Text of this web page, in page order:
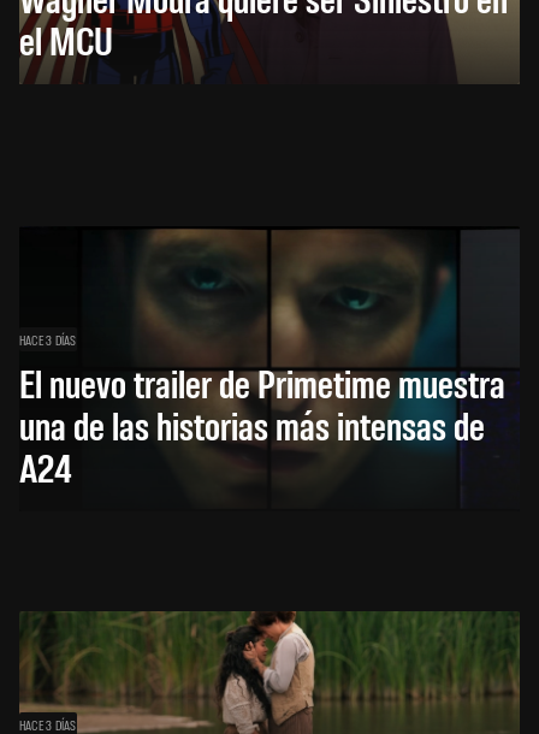
el MCU
HACE 3 DÍAS
El nuevo trailer de Primetime muestra
una de las historias más intensas de
A24
HACE 3 DÍAS